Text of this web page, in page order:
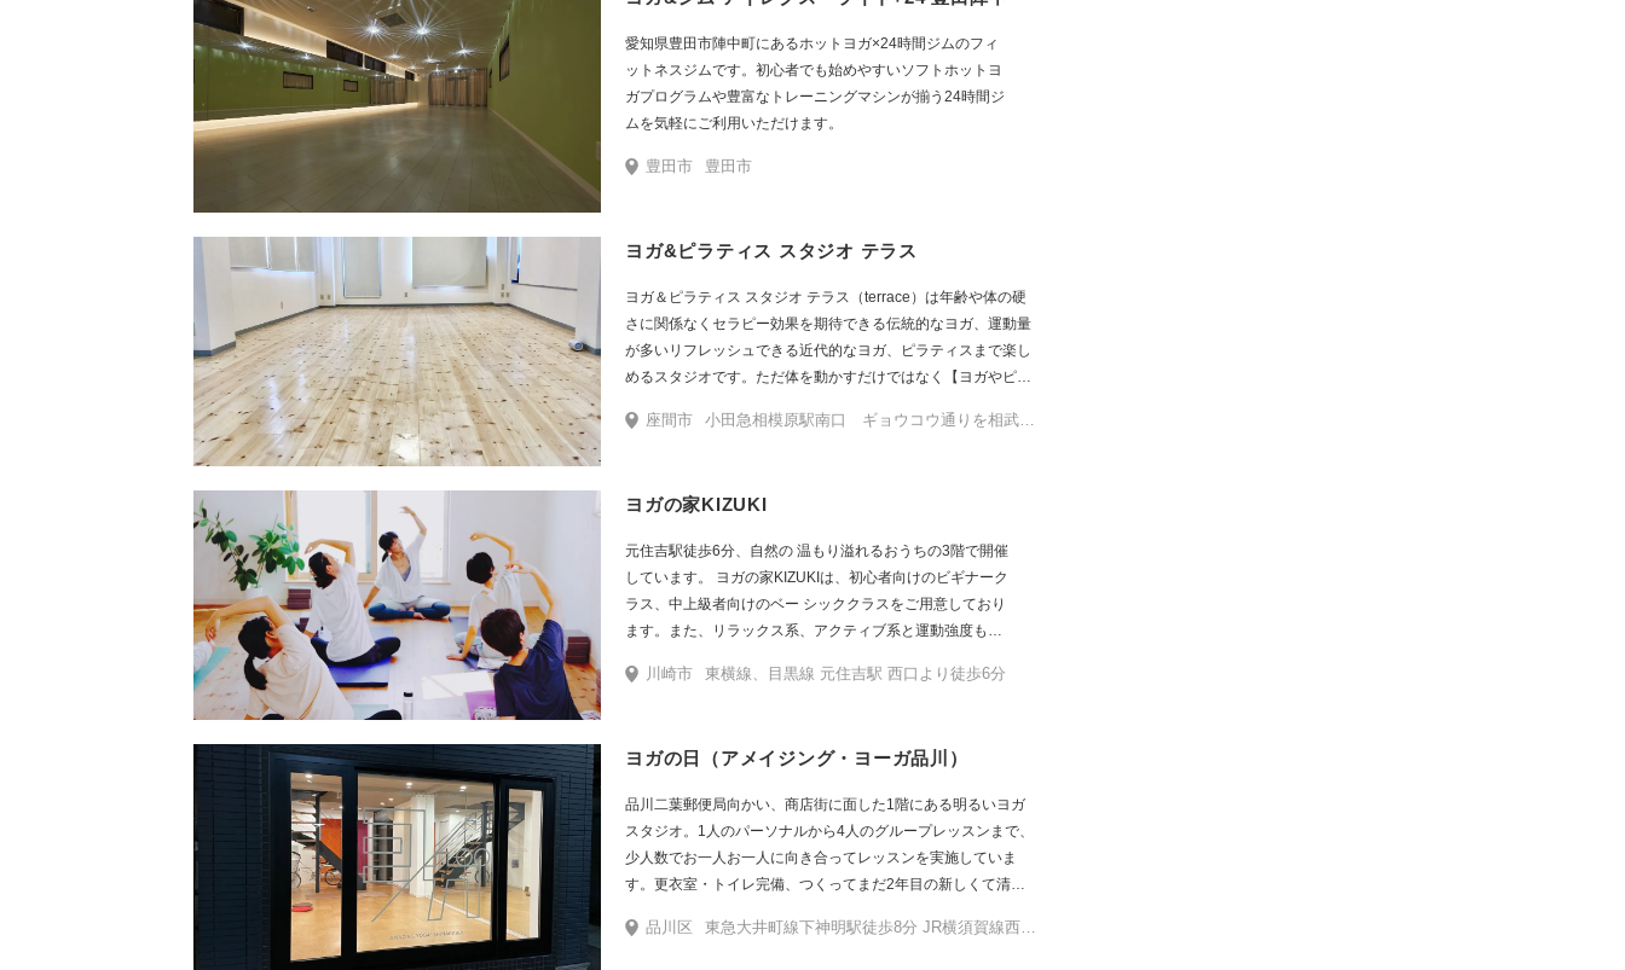
愛知県豊田市陣中町にあるホットヨガ×24時間ジムのフィ
ットネスジムです。初心者でも始めやすいソフトホットヨ
ガプログラムや豊富なトレーニングマシンが揃う24時間ジ
ムを気軽にご利用いただけます。
豊田市 豊田市
ヨガ&ピラティス スタジオ テラス
ヨガ＆ピラティス スタジオ テラス（terrace）は年齢や体の硬
さに関係なくセラピー効果を期待できる伝統的なヨガ、運動量
が多いリフレッシュできる近代的なヨガ、ピラティスまで楽し
めるスタジオです。ただ体を動かすだけではなく【ヨガやピラ
ーダ、理学療法士などの専門家や経験豊富な講師陣が皆様の心
座間市 小田急相模原駅南口 ギョウコウ通りを相武台方面に徒歩6分
ヨガの家KIZUKI
元住吉駅徒歩6分、自然の 温もり溢れるおうちの3階で開催
しています。 ヨガの家KIZUKIは、初心者向けのビギナーク
ラス、中上級者向けのベー シッククラスをご用意しており
ます。また、リラックス系、アクティブ系と運動強度も
れたクラスや、マタニティの方や子連れのママも参加でき
また、季節に合わせて、お外ヨガやお寺ヨガのイベントも
にみなさんと向き合い、おひとり おひとりの個性に合わ
せ、ヨガの心地良さを体感いただけるようにとヨガをお伝
えしております。 みなさんの日常生活の大切な気づきに少
しでも繋がり、笑顔がたくさん生まれますようにという想
いと共に、全力でサポートさせていただきます。 小学生無
川崎市 東横線、目黒線 元住吉駅 西口より徒歩6分
ヨガの日（アメイジング・ヨーガ品川）
品川二葉郵便局向かい、商店街に面した1階にある明るいヨガ
スタジオ。1人のパーソナルから4人のグループレッスンまで、
少人数でお一人お一人に向き合ってレッスンを実施していま
す。更衣室・トイレ完備、つくってまだ2年目の新しくて清潔
ンストラクターが、働く世代の集中力アップとリラクゼーショ
品川区 東急大井町線下神明駅徒歩8分 JR横須賀線西大井駅徒歩8分 JR京浜東北線大井町駅徒歩13分